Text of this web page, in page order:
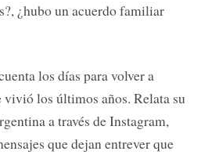
¿hubo un acuerdo familiar
los días para volver a
los últimos años. Relata su
a través de Instagram,
que dejan entrever que